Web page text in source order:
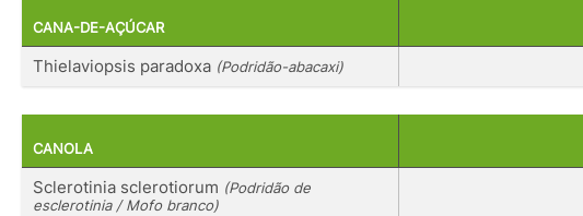
CANA-DE-AÇÚCAR
Thielaviopsis paradoxa (Podridão-abacaxi)
CANOLA
Sclerotinia sclerotiorum (Podridão de
esclerotinia / Mofo branco)